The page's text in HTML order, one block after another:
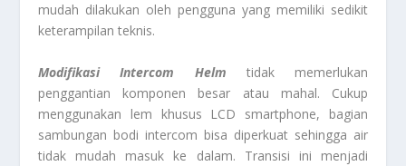
mudah dilakukan oleh pengguna yang memiliki sedikit
keterampilan teknis.
Modifikasi Intercom Helm
tidak memerlukan
penggantian komponen besar atau mahal. Cukup
menggunakan lem khusus LCD smartphone, bagian
sambungan bodi intercom bisa diperkuat sehingga air
tidak mudah masuk ke dalam. Transisi ini menjadi